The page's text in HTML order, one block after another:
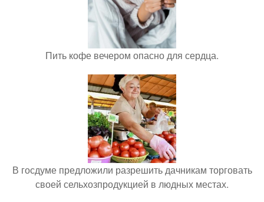
Пить кофе вечером опасно для сердца.
В госдуме предложили разрешить дачникам торговать
своей сельхозпродукцией в людных местах.